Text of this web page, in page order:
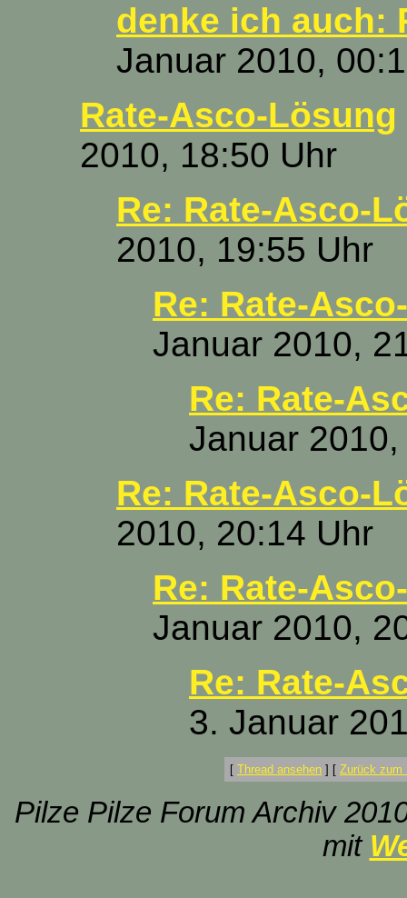
denke ich auch:
Januar 2010,
Rate-Asco-Lösung
2010, 18:50 Uhr
Re: Rate-Asco-
2010, 19:55 Uhr
Re: Rate-
Januar 2010,
Re: Rate-
Januar
Re: Rate-Asco-
2010, 20:14 Uhr
Re: Rate-
Januar 2010,
Re: Rate-
3. Januar
[ Thread ansehen ] [ Zurück zum
Pilze Pilze Forum Archiv
mit